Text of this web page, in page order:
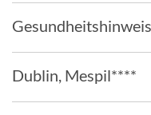
Dublin, Mespil****